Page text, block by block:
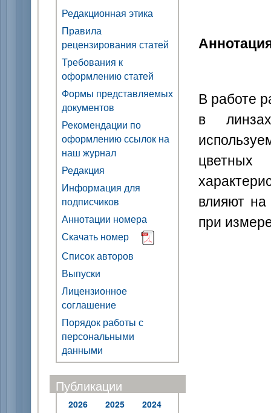
Редакционная этика
Правила
рецензирования статей
Требования к
оформлению статей
Формы представляемых
документов
Рекомендации по
оформлению ссылок на
наш журнал
Редакция
Информация для
подписчиков
Аннотации номера
Скачать номер
Список авторов
Выпуски
Лицензионное
соглашение
Порядок работы с
персональными
данными
Публикации
2026 2025
2024
В работе
в
цветных
влияют
при